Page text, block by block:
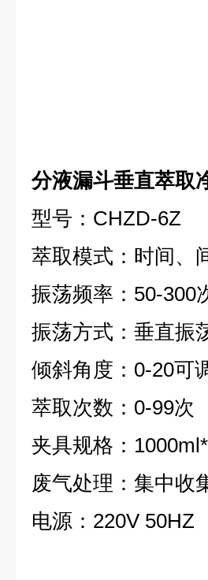
分液漏斗垂直萃取
型号：CHZD-6Z
萃取模式：时间、
振荡频率：50-300
振荡方式：垂直振
倾斜角度：0-20可
萃取次数：0-99次
夹具规格：
废气处理：集中收
电源：220V 50HZ